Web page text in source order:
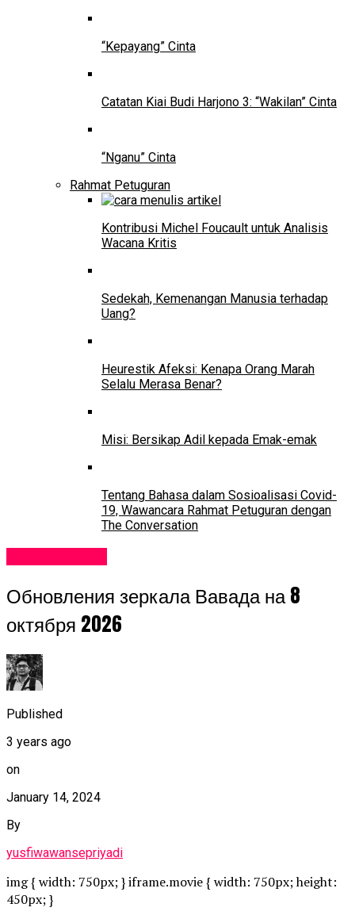
“Kepayang” Cinta
Catatan Kiai Budi Harjono 3: “Wakilan” Cinta
“Nganu” Cinta
Rahmat Petuguran
Kontribusi Michel Foucault untuk Analisis
Wacana Kritis
Sedekah, Kemenangan Manusia terhadap
Uang?
Heurestik Afeksi: Kenapa Orang Marah
Selalu Merasa Benar?
Misi: Bersikap Adil kepada Emak-emak
Tentang Bahasa dalam Sosioalisasi Covid-
19, Wawancara Rahmat Petuguran dengan
The Conversation
Обновления зеркала Вавада на 8
октября 2026
Published
3 years ago
on
January 14, 2024
By
yusfiwawansepriyadi
img { width: 750px; } iframe.movie { width: 750px; height:
450px; }